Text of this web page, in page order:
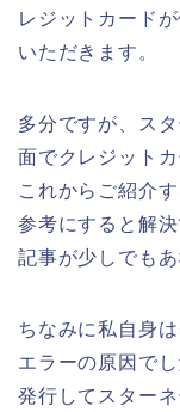
レジットカード
いただきます。
多分ですが、ス
面でクレジット
これからご紹介
参考にすると解
記事が少しでも
ちなみに私自身
エラーの原因で
発行してスター